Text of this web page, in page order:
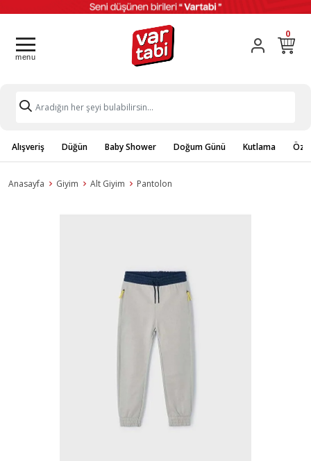
0
Alışveriş Düğün Baby Shower Doğum Günü Kutlama
Anasayfa Giyim Alt Giyim Pantolon